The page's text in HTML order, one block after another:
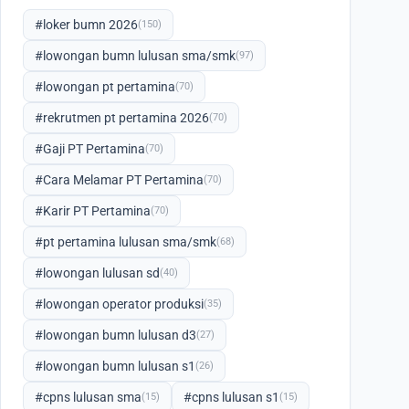
#loker bumn 2026(150)
#lowongan bumn lulusan sma/smk(97)
#lowongan pt pertamina(70)
#rekrutmen pt pertamina 2026(70)
#Gaji PT Pertamina(70)
#Cara Melamar PT Pertamina(70)
#Karir PT Pertamina(70)
#pt pertamina lulusan sma/smk(68)
#lowongan lulusan sd(40)
#lowongan operator produksi(35)
#lowongan bumn lulusan d3(27)
#lowongan bumn lulusan s1 (26)
#cpns lulusan sma(15) #cpns lulusan s1 (15)